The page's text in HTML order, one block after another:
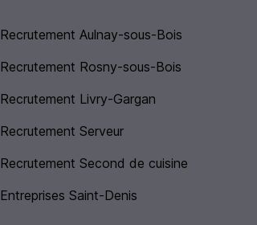
Recrutement Aulnay-sous-Bois
Recrutement Rosny-sous-Bois
Recrutement Livry-Gargan
Recrutement Serveur
Recrutement Second de cuisine
Entreprises Saint-Denis